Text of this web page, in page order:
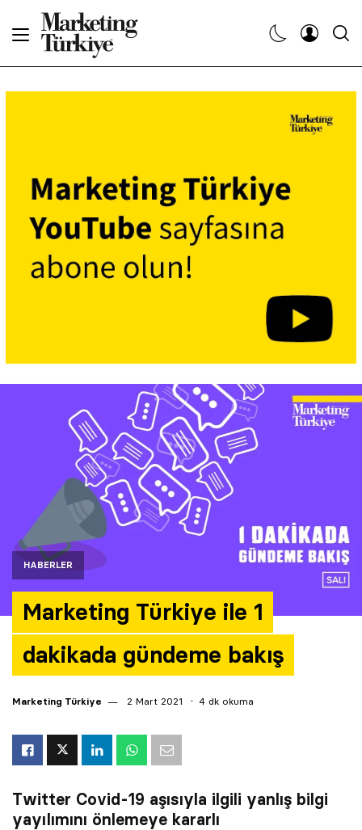
HABERLER
Marketing Türkiye ile 1
dakikada gündeme bakış
Marketing Türkiye 2 Mart 2021 4 dk okuma
Twitter Covid-19 aşısıyla ilgili yanlış bilgi
yayılımını önlemeye kararlı
Dergiler
Etkinlikler
Araştırma